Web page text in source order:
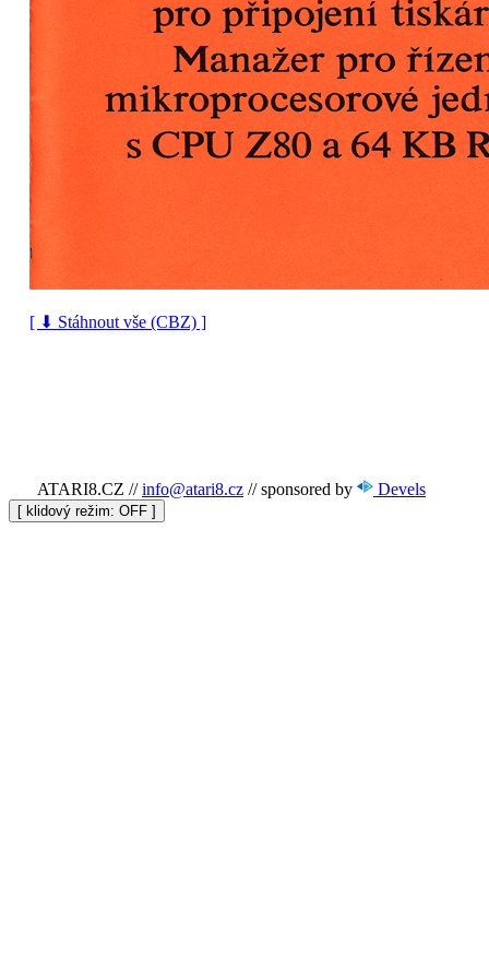
[ ⬇ Stáhnout vše (CBZ) ]
ATARI8.CZ // info@atari8.cz // sponsored by Devels
[ klidový režim: ]